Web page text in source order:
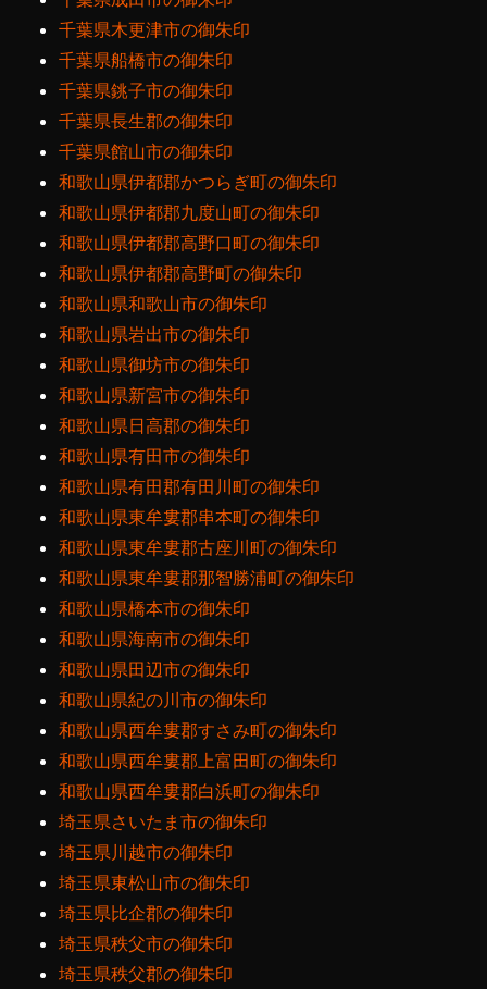
千葉県木更津市の御朱印
千葉県船橋市の御朱印
千葉県銚子市の御朱印
千葉県長生郡の御朱印
千葉県館山市の御朱印
和歌山県伊都郡かつらぎ町の御朱印
和歌山県伊都郡九度山町の御朱印
和歌山県伊都郡高野口町の御朱印
和歌山県伊都郡高野町の御朱印
和歌山県和歌山市の御朱印
和歌山県岩出市の御朱印
和歌山県御坊市の御朱印
和歌山県新宮市の御朱印
和歌山県日高郡の御朱印
和歌山県有田市の御朱印
和歌山県有田郡有田川町の御朱印
和歌山県東牟婁郡串本町の御朱印
和歌山県東牟婁郡古座川町の御朱印
和歌山県東牟婁郡那智勝浦町の御朱印
和歌山県橋本市の御朱印
和歌山県海南市の御朱印
和歌山県田辺市の御朱印
和歌山県紀の川市の御朱印
和歌山県西牟婁郡すさみ町の御朱印
和歌山県西牟婁郡上富田町の御朱印
和歌山県西牟婁郡白浜町の御朱印
埼玉県さいたま市の御朱印
埼玉県川越市の御朱印
埼玉県東松山市の御朱印
埼玉県比企郡の御朱印
埼玉県秩父市の御朱印
埼玉県秩父郡の御朱印